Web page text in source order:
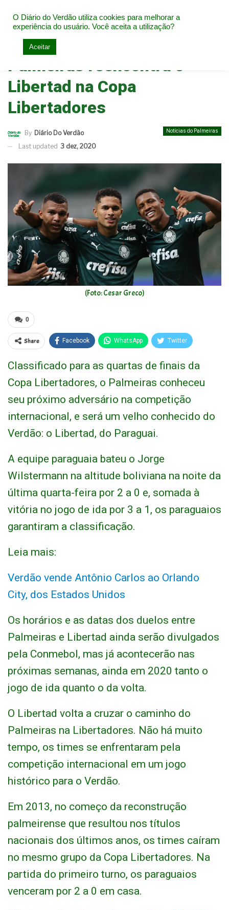
Home Notícias do Palmeiras
Palmeiras reencontra o
Libertad na Copa
Libertadores
Notícias do Palmeiras
By Diário Do Verdão
Last updated 3 dez, 2020
(Foto: Cesar Greco)
0
Share Facebook WhatsApp Twitter
Classificado para as quartas de finais da
Copa Libertadores, o Palmeiras conheceu
seu próximo adversário na competição
internacional, e será um velho conhecido do
Verdão: o Libertad, do Paraguai.
A equipe paraguaia bateu o Jorge
Wilstermann na altitude boliviana na noite da
última quarta-feira por 2 a 0 e, somada à
vitória no jogo de ida por 3 a 1, os paraguaios
garantiram a classificação.
Leia mais:
Verdão vende Antônio Carlos ao Orlando
City, dos Estados Unidos
Os horários e as datas dos duelos entre
Palmeiras e Libertad ainda serão divulgados
pela Conmebol, mas já acontecerão nas
próximas semanas, ainda em 2020 tanto o
jogo de ida quanto o da volta.
O Libertad volta a cruzar o caminho do
Palmeiras na Libertadores. Não há muito
tempo, os times se enfrentaram pela
competição internacional em um jogo
histórico para o Verdão.
Em 2013, no começo da reconstrução
palmeirense que resultou nos títulos
nacionais dos últimos anos, os times caíram
no mesmo grupo da Copa Libertadores. Na
partida do primeiro turno, os paraguaios
venceram por 2 a 0 em casa.
O Diário do Verdão utiliza cookies para melhorar a
experiência do usuário. Você aceita a utilização?
Aceitar